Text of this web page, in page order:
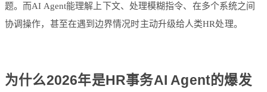
题。而AI Agent能理解上下文、处理模糊指令、在多个系统之间
协调操作，甚至在遇到边界情况时主动升级给人类HR处理。
为什么2026年是HR事务AI Agent的爆发